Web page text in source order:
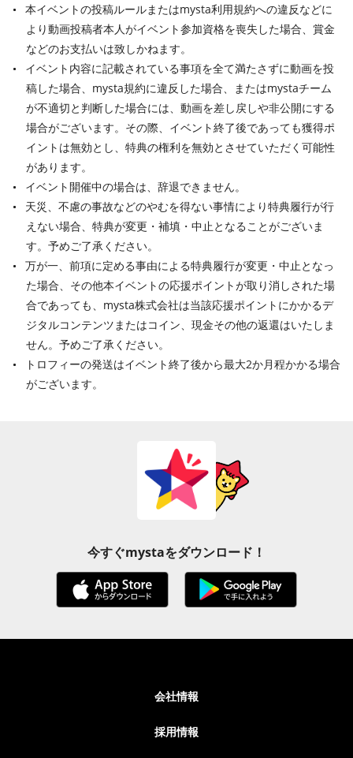
本イベントの投稿ルールまたはmysta利用規約への違反などに
より動画投稿者本人がイベント参加資格を喪失した場合、賞金
などのお支払いは致しかねます。
イベント内容に記載されている事項を全て満たさずに動画を投
稿した場合、mysta規約に違反した場合、またはmystaチーム
が不適切と判断した場合には、動画を差し戻しや非公開にする
場合がございます。その際、イベント終了後であっても獲得ポ
イントは無効とし、特典の権利を無効とさせていただく可能性
があります。
イベント開催中の場合は、辞退できません。
天災、不慮の事故などのやむを得ない事情により特典履行が行
えない場合、特典が変更・補填・中止となることがございま
す。予めご了承ください。
万が一、前項に定める事由による特典履行が変更・中止となっ
た場合、その他本イベントの応援ポイントが取り消しされた場
合であっても、mysta株式会社は当該応援ポイントにかかるデ
ジタルコンテンツまたはコイン、現金その他の返還はいたしま
せん。予めご了承ください。
トロフィーの発送はイベント終了後から最大2か月程かかる場合
がございます。
今すぐmystaをダウンロード！
会社情報
採用情報